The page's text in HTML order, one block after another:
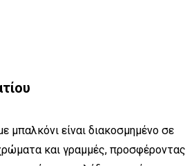
μπαλκόνι είναι διακοσμημένο σε
και γραμμές, προσφέροντας